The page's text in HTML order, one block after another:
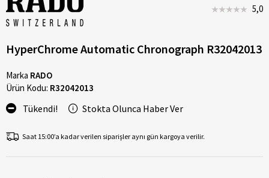
5,0
HyperChrome Automatic Chronograph R32042013
Marka RADO
Ürün Kodu: R32042013
Tükendi! Stokta Olunca Haber Ver
Saat 15:00’a kadar verilen siparişler aynı gün kargoya verilir.